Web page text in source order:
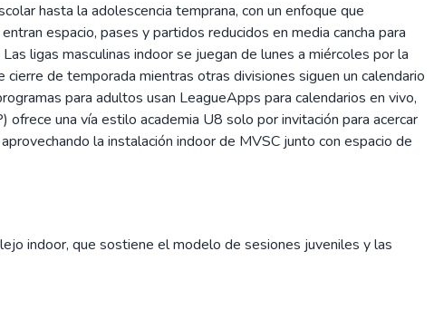
hasta la adolescencia temprana, con un enfoque que
espacio, pases y partidos reducidos en media cancha para
ligas masculinas indoor se juegan de lunes a miércoles por la
de temporada mientras otras divisiones siguen un calendario
para adultos usan LeagueApps para calendarios en vivo,
una vía estilo academia U8 solo por invitación para acercar
la instalación indoor de MVSC junto con espacio de
indoor, que sostiene el modelo de sesiones juveniles y las